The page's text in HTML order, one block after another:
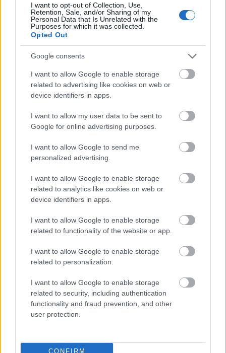
I want to opt-out of Collection, Use,
Retention, Sale, and/or Sharing of my
Personal Data that Is Unrelated with the
Purposes for which it was collected.
Opted Out
Google consents
I want to allow Google to enable storage
related to advertising like cookies on web or
device identifiers in apps.
I want to allow my user data to be sent to
Google for online advertising purposes.
I want to allow Google to send me
personalized advertising.
I want to allow Google to enable storage
related to analytics like cookies on web or
device identifiers in apps.
I want to allow Google to enable storage
related to functionality of the website or app.
I want to allow Google to enable storage
related to personalization.
I want to allow Google to enable storage
related to security, including authentication
functionality and fraud prevention, and other
user protection.
CONFIRM
Nézd meg a Visszavágót! (1999)
aronrunning•2015. április 15.
Porter (Mel Gibson) törvénytisztelő tolvaj, de amikor
bűntársa egy kínai banda kirablását követően
megpróbálja átverni és megölni, mindenen és
bosszúhadjáratát. A korrupt rendőrök és a maffia
egyaránt tehetetlen az…